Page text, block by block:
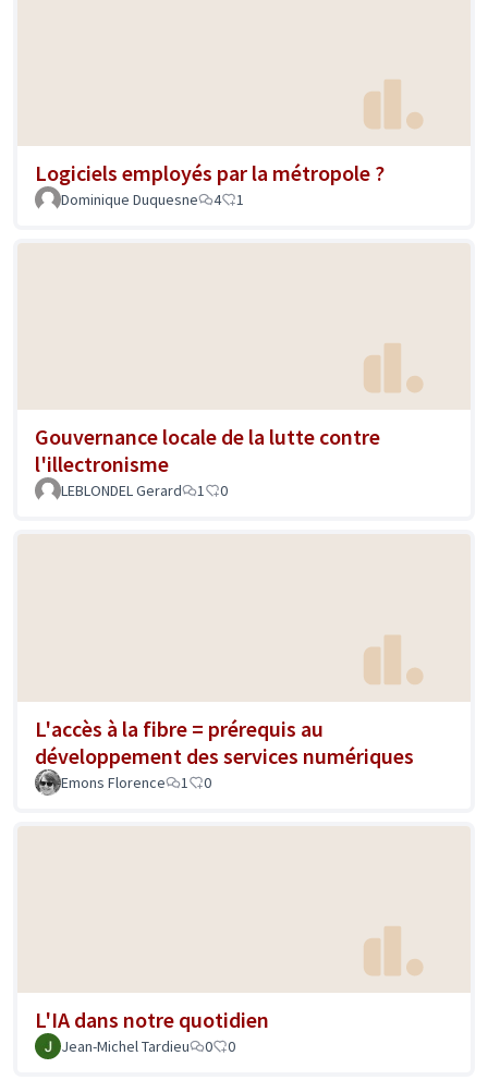
Logiciels employés par la métropole ?
Dominique Duquesne 4 1
Gouvernance locale de la lutte contre
l'illectronisme
LEBLONDEL Gerard 1 0
L'accès à la fibre = prérequis au
développement des services numériques
Emons Florence 1 0
L'IA dans notre quotidien
Jean-Michel Tardieu 0 0